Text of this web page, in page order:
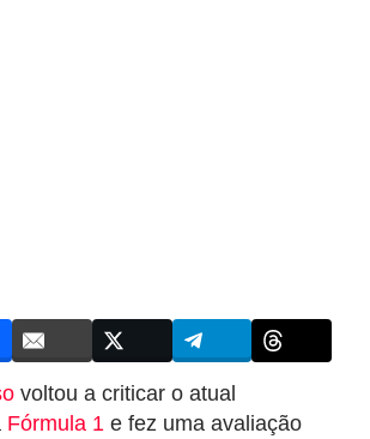
voltou a criticar o atual
Fórmula 1 e fez uma avaliação